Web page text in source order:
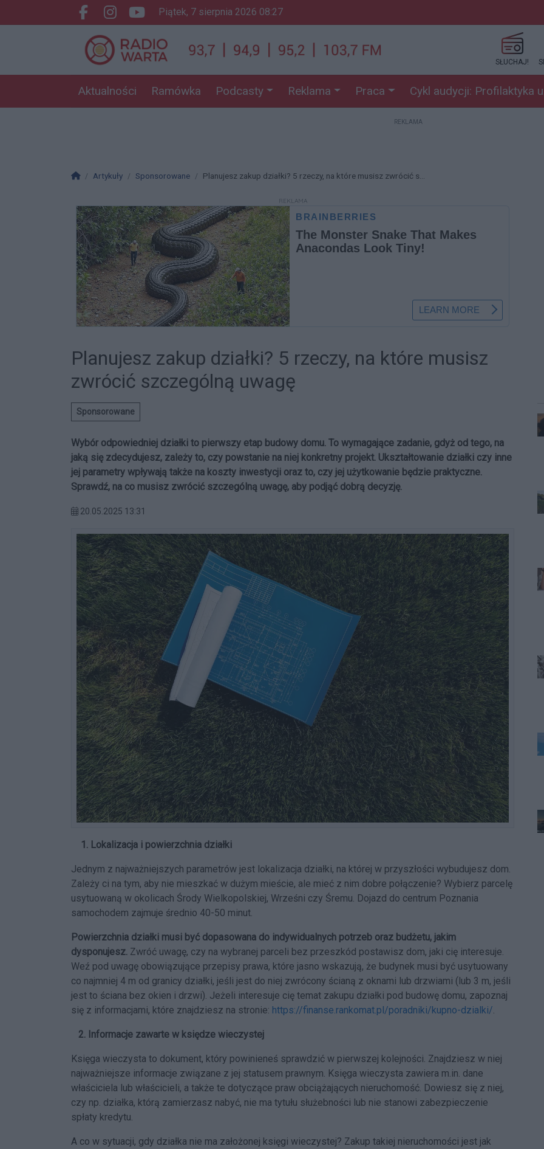
Facebook.com
Instagram.com
Youtube.com
piątek, 7 sierpnia 2026 08:27
SŁUCHAJ!
Aktualności Ramówka Podcasty Reklama Praca Cykl audycji: Profilaktyka
REKLAMA
Strona główna
Artykuły Sponsorowane Planujesz zakup działki? 5 rzeczy, na które musisz zwrócić s...
REKLAMA
Planujesz zakup działki? 5 rzeczy, na które musisz
zwrócić szczególną uwagę
Sponsorowane
Wybór odpowiedniej działki to pierwszy etap budowy domu. To wymagające zadanie, gdyż od tego, na
jaką się zdecydujesz, zależy to, czy powstanie na niej konkretny projekt. Ukształtowanie działki czy inne
jej parametry wpływają także na koszty inwestycji oraz to, czy jej użytkowanie będzie praktyczne.
Sprawdź, na co musisz zwrócić szczególną uwagę, aby podjąć dobrą decyzję.
20.05.2025 13:31
1. Lokalizacja i powierzchnia działki
Jednym z najważniejszych parametrów jest lokalizacja działki, na której w przyszłości wybudujesz dom.
Zależy ci na tym, aby nie mieszkać w dużym mieście, ale mieć z nim dobre połączenie? Wybierz parcelę
usytuowaną w okolicach Środy Wielkopolskiej, Wrześni czy Śremu. Dojazd do centrum Poznania
samochodem zajmuje średnio 40-50 minut.
Powierzchnia działki musi być dopasowana do indywidualnych potrzeb oraz budżetu, jakim
dysponujesz. Zwróć uwagę, czy na wybranej parceli bez przeszkód postawisz dom, jaki cię interesuje.
Weź pod uwagę obowiązujące przepisy prawa, które jasno wskazują, że budynek musi być usytuowany
co najmniej 4 m od granicy działki, jeśli jest do niej zwrócony ścianą z oknami lub drzwiami (lub 3 m, jeśli
jest to ściana bez okien i drzwi). Jeżeli interesuje cię temat zakupu działki pod budowę domu, zapoznaj
się z informacjami, które znajdziesz na stronie: https://finanse.rankomat.pl/poradniki/kupno-dzialki/
2. Informacje zawarte w księdze wieczystej
Księga wieczysta to dokument, który powinieneś sprawdzić w pierwszej kolejności. Znajdziesz w niej
najważniejsze informacje związane z jej statusem prawnym. Księga wieczysta zawiera m.in. dane
właściciela lub właścicieli, a także te dotyczące praw obciążających nieruchomość. Dowiesz się z niej,
czy np. działka, którą zamierzasz nabyć, nie ma tytułu służebności lub nie stanowi zabezpieczenie
spłaty kredytu.
A co w sytuacji, gdy działka nie ma założonej księgi wieczystej? Zakup takiej nieruchomości jest jak